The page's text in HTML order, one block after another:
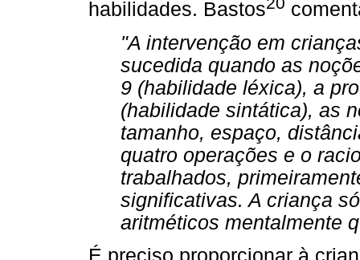
habilidades. Bastos
"A intervenção em
sucedida quando as
9 (habilidade léxica), a
(habilidade sintática), as
tamanho, espaço,
quatro operações e o
trabalhados,
significativas. A criança
aritméticos mentalmente